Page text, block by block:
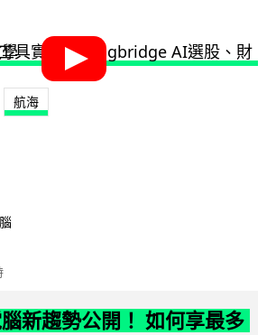
航海
新趨勢公開！ 如何享最多